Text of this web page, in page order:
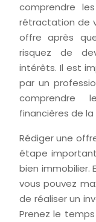
comprendre
rétractation de
offre après
risquez de
intérêts. Il est
par un
comprendre
financières de
Rédiger une
étape
bien immobilier.
vous pouvez
de réaliser un
Prenez le